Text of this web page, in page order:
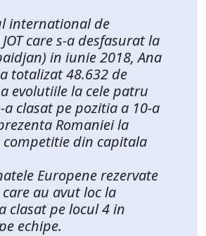
international de
care s-a desfasurat la
in iunie 2018, Ana
totalizat 48.632 de
evolutiile la cele patru
a clasat pe pozitia a 10-a
Romaniei la
din capitala
Europene rezervate
au avut loc la
clasat pe locul 4 in
echipe.